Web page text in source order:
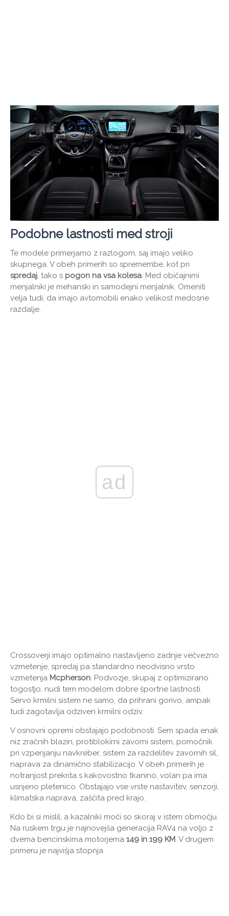
Podobne lastnosti med stroji
Te modele primerjamo z razlogom, saj imajo veliko
skupnega. V obeh primerih so spremembe, kot pri
spredaj, tako s pogon na vsa kolesa. Med običajnimi
menjalniki je mehanski in samodejni menjalnik. Omeniti
velja tudi, da imajo avtomobili enako velikost medosne
razdalje.
ad
Crossoverji imajo optimalno nastavljeno zadnje večvezno
vzmetenje, spredaj pa standardno neodvisno vrsto
vzmetenja Mcpherson. Podvozje, skupaj z optimizirano
togostjo, nudi tem modelom dobre športne lastnosti.
Servo krmilni sistem ne samo, da prihrani gorivo, ampak
tudi zagotavlja odziven krmilni odziv.
V osnovni opremi obstajajo podobnosti. Sem spada enak
niz zračnih blazin, protiblokirni zavorni sistem, pomočnik
pri vzpenjanju navkreber, sistem za razdelitev zavornih sil,
naprava za dinamično stabilizacijo. V obeh primerih je
notranjost prekrita s kakovostno tkanino, volan pa ima
usnjeno pletenico. Obstajajo vse vrste nastavitev, senzorji,
klimatska naprava, zaščita pred krajo.
Kdo bi si mislil, a kazalniki moči so skoraj v istem območju.
Na ruskem trgu je najnovejša generacija RAV4 na voljo z
dvema bencinskima motorjema 149 in 199 KM. V drugem
primeru je najvišja stopnja